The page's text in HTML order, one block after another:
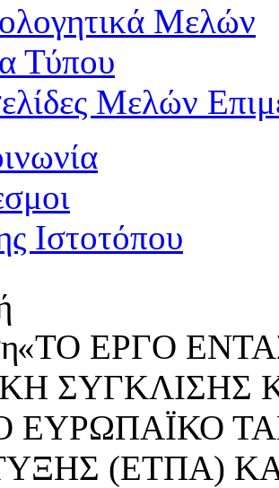
Μελών
Τύπου
Μελών
Ιστοτόπου
«ΤΟ ΕΡΓΟ
ΣΥΓΚΛΙΣΗΣ
ΕΥΡΩΠΑΪΚΟ
(ΕΤΠΑ)